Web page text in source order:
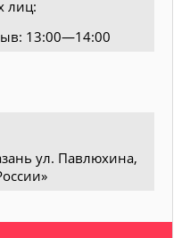
лиц:
13:00—14:00
ул. Павлюхина,